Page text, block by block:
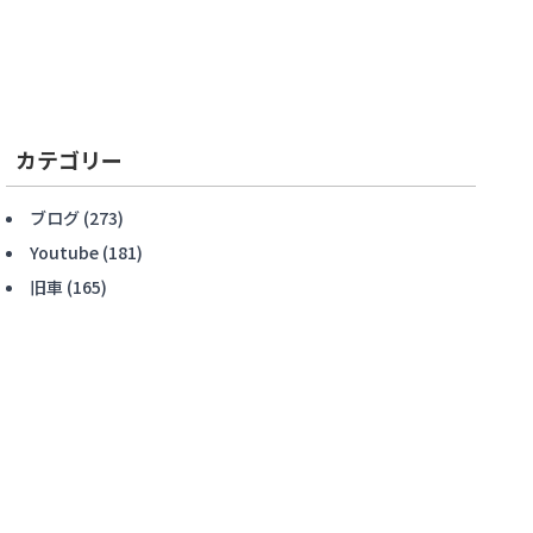
カテゴリー
ブログ (273)
Youtube (181)
旧車 (165)